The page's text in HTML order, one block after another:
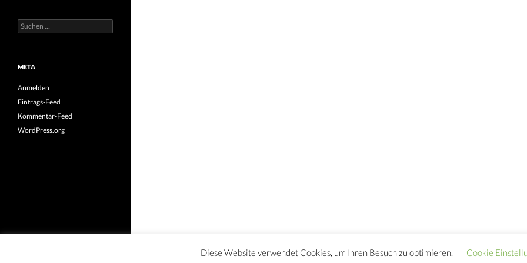
Suchen
nach:
META
Anmelden
Eintrags-Feed
Kommentar-Feed
WordPress.org
Diese Website verwendet Cookies, um Ihren Besuch zu optimieren. Cookie